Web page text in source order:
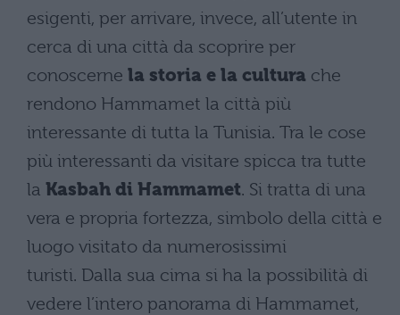
esigenti, per arrivare, invece, all’utente in
cerca di una città da scoprire per
conoscerne la storia e la cultura che
rendono Hammamet la città più
interessante di tutta la Tunisia. Tra le cose
più interessanti da visitare spicca tra tutte
la Kasbah di Hammamet. Si tratta di una
vera e propria fortezza, simbolo della città e
luogo visitato da numerosissimi
turisti. Dalla sua cima si ha la possibilità di
vedere l’intero panorama di Hammamet,